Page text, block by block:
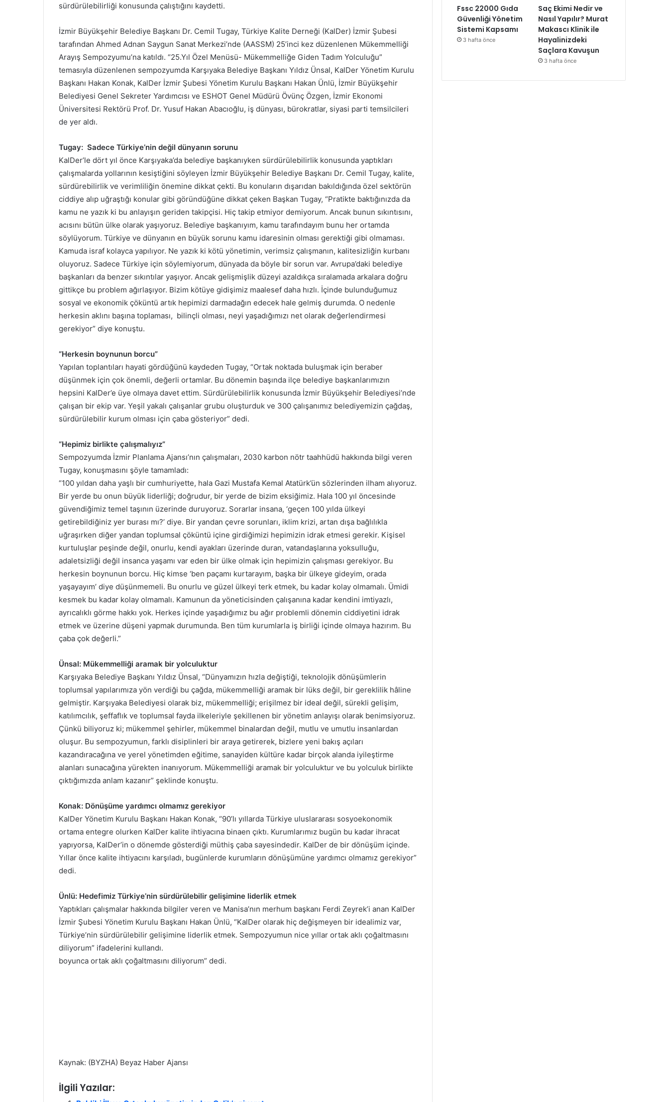
sürdürülebilirliği konusunda çalıştığını kaydetti.
İzmir Büyükşehir Belediye Başkanı Dr. Cemil Tugay, Türkiye Kalite Derneği (KalDer) İzmir Şubesi
tarafından Ahmed Adnan Saygun Sanat Merkezi’nde (AASSM) 25’inci kez düzenlenen Mükemmelliği
Arayış Sempozyumu’na katıldı. “25.Yıl Özel Menüsü- Mükemmelliğe Giden Tadım Yolculuğu”
temasıyla düzenlenen sempozyumda Karşıyaka Belediye Başkanı Yıldız Ünsal, KalDer Yönetim Kurulu
Başkanı Hakan Konak, KalDer İzmir Şubesi Yönetim Kurulu Başkanı Hakan Ünlü, İzmir Büyükşehir
Belediyesi Genel Sekreter Yardımcısı ve ESHOT Genel Müdürü Övünç Özgen, İzmir Ekonomi
Üniversitesi Rektörü Prof. Dr. Yusuf Hakan Abacıoğlu, iş dünyası, bürokratlar, siyasi parti temsilcileri
de yer aldı.
Tugay: Sadece Türkiye’nin değil dünyanın sorunu
KalDer’le dört yıl önce Karşıyaka’da belediye başkanıyken sürdürülebilirlik konusunda yaptıkları
çalışmalarda yollarının kesiştiğini söyleyen İzmir Büyükşehir Belediye Başkanı Dr. Cemil Tugay, kalite,
sürdürebilirlik ve verimliliğin önemine dikkat çekti. Bu konuların dışarıdan bakıldığında özel sektörün
ciddiye alıp uğraştığı konular gibi göründüğüne dikkat çeken Başkan Tugay, “Pratikte baktığınızda da
kamu ne yazık ki bu anlayışın geriden takipçisi. Hiç takip etmiyor demiyorum. Ancak bunun sıkıntısını,
acısını bütün ülke olarak yaşıyoruz. Belediye başkanıyım, kamu tarafındayım bunu her ortamda
söylüyorum. Türkiye ve dünyanın en büyük sorunu kamu idaresinin olması gerektiği gibi olmaması.
Kamuda israf kolayca yapılıyor. Ne yazık ki kötü yönetimin, verimsiz çalışmanın, kalitesizliğin kurbanı
oluyoruz. Sadece Türkiye için söylemiyorum, dünyada da böyle bir sorun var. Avrupa’daki belediye
başkanları da benzer sıkıntılar yaşıyor. Ancak gelişmişlik düzeyi azaldıkça sıralamada arkalara doğru
gittikçe bu problem ağırlaşıyor. Bizim kötüye gidişimiz maalesef daha hızlı. İçinde bulunduğumuz
sosyal ve ekonomik çöküntü artık hepimizi darmadağın edecek hale gelmiş durumda. O nedenle
herkesin aklını başına toplaması, bilinçli olması, neyi yaşadığımızı net olarak değerlendirmesi
gerekiyor” diye konuştu.
“Herkesin boynunun borcu”
Yapılan toplantıları hayati gördüğünü kaydeden Tugay, “Ortak noktada buluşmak için beraber
düşünmek için çok önemli, değerli ortamlar. Bu dönemin başında ilçe belediye başkanlarımızın
hepsini KalDer’e üye olmaya davet ettim. Sürdürülebilirlik konusunda İzmir Büyükşehir Belediyesi’nde
çalışan bir ekip var. Yeşil yakalı çalışanlar grubu oluşturduk ve 300 çalışanımız belediyemizin çağdaş,
sürdürülebilir kurum olması için çaba gösteriyor” dedi.
“Hepimiz birlikte çalışmalıyız”
Sempozyumda İzmir Planlama Ajansı’nın çalışmaları, 2030 karbon nötr taahhüdü hakkında bilgi veren
Tugay, konuşmasını şöyle tamamladı:
“100 yıldan daha yaşlı bir cumhuriyette, hala Gazi Mustafa Kemal Atatürk’ün sözlerinden ilham alıyoruz.
Bir yerde bu onun büyük liderliği; doğrudur, bir yerde de bizim eksiğimiz. Hala 100 yıl öncesinde
güvendiğimiz temel taşının üzerinde duruyoruz. Sorarlar insana, ‘geçen 100 yılda ülkeyi
getirebildiğiniz yer burası mı?’ diye. Bir yandan çevre sorunları, iklim krizi, artan dışa bağlılıkla
uğraşırken diğer yandan toplumsal çöküntü içine girdiğimizi hepimizin idrak etmesi gerekir. Kişisel
kurtuluşlar peşinde değil, onurlu, kendi ayakları üzerinde duran, vatandaşlarına yoksulluğu,
adaletsizliği değil insanca yaşamı var eden bir ülke olmak için hepimizin çalışması gerekiyor. Bu
herkesin boynunun borcu. Hiç kimse ‘ben paçamı kurtarayım, başka bir ülkeye gideyim, orada
yaşayayım’ diye düşünmemeli. Bu onurlu ve güzel ülkeyi terk etmek, bu kadar kolay olmamalı. Ümidi
kesmek bu kadar kolay olmamalı. Kamunun da yöneticisinden çalışanına kadar kendini imtiyazlı,
ayrıcalıklı görme hakkı yok. Herkes içinde yaşadığımız bu ağır problemli dönemin ciddiyetini idrak
etmek ve üzerine düşeni yapmak durumunda. Ben tüm kurumlarla iş birliği içinde olmaya hazırım. Bu
çaba çok değerli.”
Ünsal: Mükemmelliği aramak bir yolculuktur
Karşıyaka Belediye Başkanı Yıldız Ünsal, “Dünyamızın hızla değiştiği, teknolojik dönüşümlerin
toplumsal yapılarımıza yön verdiği bu çağda, mükemmelliği aramak bir lüks değil, bir gereklilik hâline
gelmiştir. Karşıyaka Belediyesi olarak biz, mükemmelliği; erişilmez bir ideal değil, sürekli gelişim,
katılımcılık, şeffaflık ve toplumsal fayda ilkeleriyle şekillenen bir yönetim anlayışı olarak benimsiyoruz.
Çünkü biliyoruz ki; mükemmel şehirler, mükemmel binalardan değil, mutlu ve umutlu insanlardan
oluşur. Bu sempozyumun, farklı disiplinleri bir araya getirerek, bizlere yeni bakış açıları
kazandıracağına ve yerel yönetimden eğitime, sanayiden kültüre kadar birçok alanda iyileştirme
alanları sunacağına yürekten inanıyorum. Mükemmelliği aramak bir yolculuktur ve bu yolculuk birlikte
çıktığımızda anlam kazanır” şeklinde konuştu.
Konak: Dönüşüme yardımcı olmamız gerekiyor
KalDer Yönetim Kurulu Başkanı Hakan Konak, “90’lı yıllarda Türkiye uluslararası sosyoekonomik
ortama entegre olurken KalDer kalite ihtiyacına binaen çıktı. Kurumlarımız bugün bu kadar ihracat
yapıyorsa, KalDer’in o dönemde gösterdiği müthiş çaba sayesindedir. KalDer de bir dönüşüm içinde.
Yıllar önce kalite ihtiyacını karşıladı, bugünlerde kurumların dönüşümüne yardımcı olmamız gerekiyor”
dedi.
Ünlü: Hedefimiz Türkiye’nin sürdürülebilir gelişimine liderlik etmek
Yaptıkları çalışmalar hakkında bilgiler veren ve Manisa’nın merhum başkanı Ferdi Zeyrek’i anan KalDer
İzmir Şubesi Yönetim Kurulu Başkanı Hakan Ünlü, “KalDer olarak hiç değişmeyen bir idealimiz var,
Türkiye’nin sürdürülebilir gelişimine liderlik etmek. Sempozyumun nice yıllar ortak aklı çoğaltmasını
diliyorum” ifadelerini kullandı.
boyunca ortak aklı çoğaltmasını diliyorum” dedi.
Kaynak: (BYZHA) Beyaz Haber Ajansı
İlgili Yazılar:
Fssc 22000 Gıda
Güvenliği Yönetim
Sistemi Kapsamı
3 hafta önce
Saç Ekimi Nedir ve
Nasıl Yapılır? Murat
Makascı Klinik ile
Hayalinizdeki
Saçlara Kavuşun
3 hafta önce